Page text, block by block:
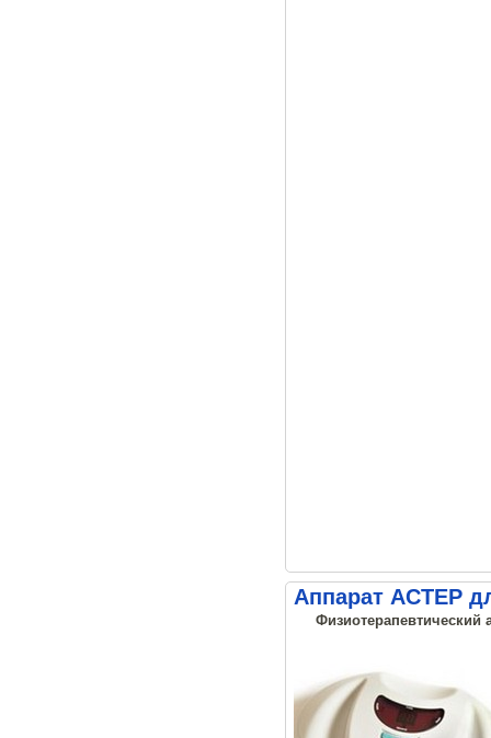
Аппарат АСТЕР
Физиотерапевтический